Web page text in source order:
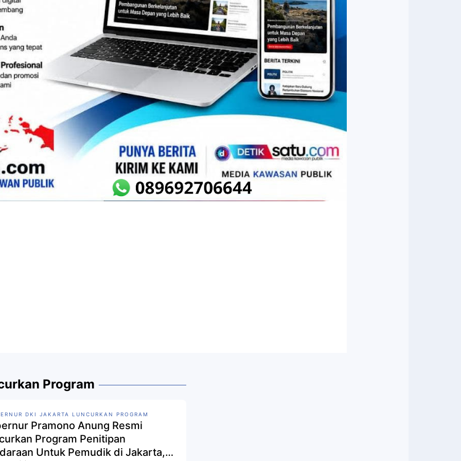
Program
DKI JAKARTA LUNCURKAN PROGRAM
Pramono Anung Resmi
Program Penitipan
Untuk Pemudik di Jakarta,